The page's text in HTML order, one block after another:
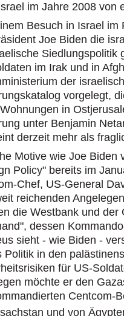
im Jahre 2008 von
Besuch in Israel
Joe Biden die
Siedlungspolitik
im Irak und in
der
vorgelegt,
in
unter Benjamin
derzeit mehr als
Motive wie Joe Biden
Policy" bereits im
Chef, US-General
reichenden
die Westbank und der
dessen
sieht - wie Biden -
Politik in den
für US-
möchte er den
Centcom-
und von